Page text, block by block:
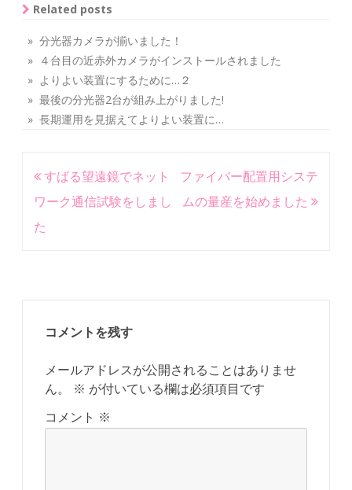
Related posts
» 分光器カメラが揃いました！
» ４台目の近赤外カメラがインストールされました
» よりよい装置にするために…２
» 最後の分光器2台が組み上がりました!
» 長期運用を見据えてよりよい装置に…
投
稿
ナ
すばる望遠鏡でネット
ワーク通信試験をしまし
た
ファイバー配置用システ
ムの量産を始めました
コメントを残す
メールアドレスが公開されることはありませ
ん。
※ が付いている欄は必須項目です
コメント ※